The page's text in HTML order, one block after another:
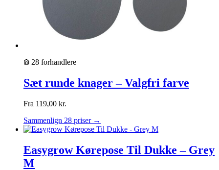
28 forhandlere
Sæt runde knager – Valgfri farve
Fra 119,00 kr.
Sammenlign 28 priser →
Easygrow Kørepose Til Dukke – Grey
M